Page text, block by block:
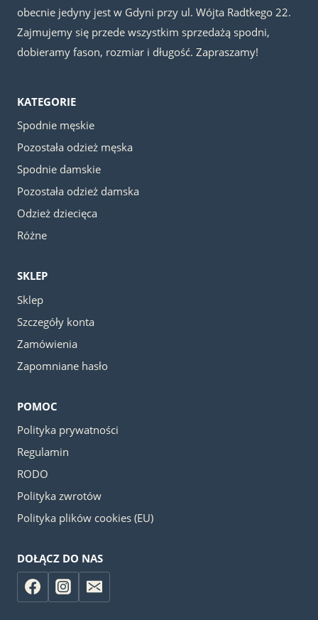
obecnie jedyny jest w Gdyni przy ul. Wójta Radtkego 22.
Zajmujemy się przede wszystkim sprzedażą spodni,
dobieramy fason, rozmiar i długość. Zapraszamy!
KATEGORIE
Spodnie męskie
Pozostała odzież męska
Spodnie damskie
Pozostała odzież damska
Odzież dziecięca
Różne
SKLEP
Sklep
Szczegóły konta
Zamówienia
Zapomniane hasło
POMOC
Polityka prywatności
Regulamin
RODO
Polityka zwrotów
Polityka plików cookies (EU)
DOŁĄCZ DO NAS